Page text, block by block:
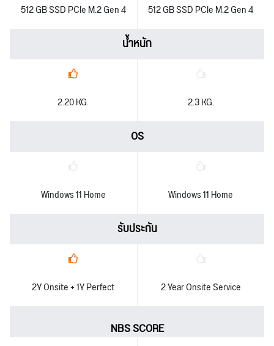
512 GB SSD PCIe M.2 Gen 4 512 GB SSD PCIe M.2 Gen 4
น้ำหนัก
2.20 KG. 2.3 KG.
OS
Windows 11 Home Windows 11 Home
รับประกัน
2Y Onsite + 1Y Perfect 2 Year Onsite Service
NBS SCORE